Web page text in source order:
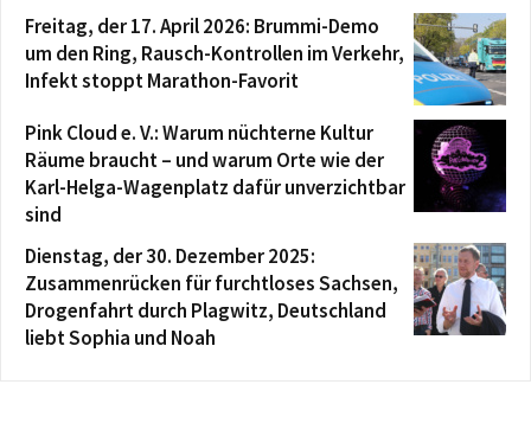
Freitag, der 17. April 2026: Brummi-Demo
um den Ring, Rausch-Kontrollen im Verkehr,
Infekt stoppt Marathon-Favorit
Pink Cloud e. V.: Warum nüchterne Kultur
Räume braucht – und warum Orte wie der
Karl-Helga-Wagenplatz dafür unverzichtbar
sind
Dienstag, der 30. Dezember 2025:
Zusammenrücken für furchtloses Sachsen,
Drogenfahrt durch Plagwitz, Deutschland
liebt Sophia und Noah